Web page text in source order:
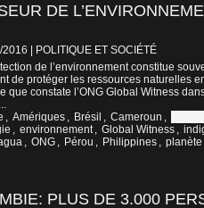
DE
2016
POLITIQUE ET SOCIÉTÉ
de l’environnement constitue
de protéger les ressources naturelles
que constate l’ONG Global Witness
, Amériques , Brésil , Cameroun ,
, environnement , Global Witness ,
, ONG , Pérou , Philippines , planète
PLUS DE 3.000